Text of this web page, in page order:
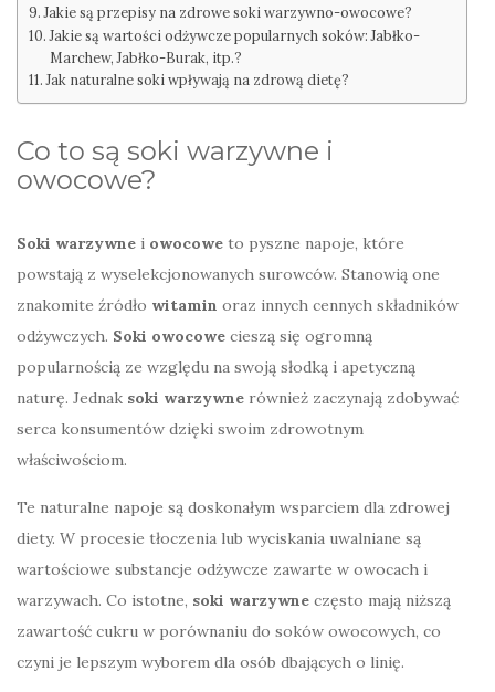
Jakie są przepisy na zdrowe soki warzywno-owocowe?
Jakie są wartości odżywcze popularnych soków: Jabłko-
Marchew, Jabłko-Burak, itp.?
Jak naturalne soki wpływają na zdrową dietę?
Co to są soki warzywne i
owocowe?
Soki warzywne i owocowe to pyszne napoje, które
powstają z wyselekcjonowanych surowców. Stanowią one
znakomite źródło witamin oraz innych cennych składników
odżywczych. Soki owocowe cieszą się ogromną
popularnością ze względu na swoją słodką i apetyczną
naturę. Jednak soki warzywne również zaczynają zdobywać
serca konsumentów dzięki swoim zdrowotnym
właściwościom.
Te naturalne napoje są doskonałym wsparciem dla zdrowej
diety. W procesie tłoczenia lub wyciskania uwalniane są
wartościowe substancje odżywcze zawarte w owocach i
warzywach. Co istotne, soki warzywne często mają niższą
zawartość cukru w porównaniu do soków owocowych, co
czyni je lepszym wyborem dla osób dbających o linię.